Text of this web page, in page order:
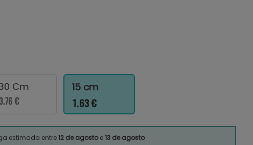
Cm
€
15 cm
1.63 €
estimada entre12 de agostoe13 de agosto